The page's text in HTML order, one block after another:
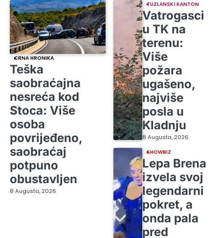
CRNA HRONIKA
Teška
saobraćajna
nesreća kod
Stoca: Više
osoba
povrijeđeno,
saobraćaj
potpuno
obustavljen
8 Augusta, 2026
TUZLANSKI KANTON
Vatrogasci
u TK na
terenu:
Više
požara
ugašeno,
najviše
posla u
Kladnju
8 Augusta, 2026
SHOWBIZ
Lepa Brena
izvela svoj
legendarni
pokret, a
onda pala
pred